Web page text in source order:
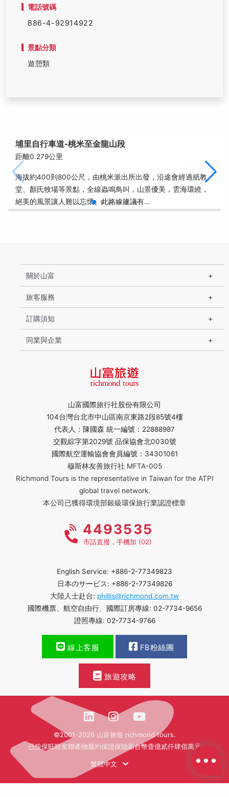
電話號碼
886-4-92914922
景點分類
遊憩類
埔里自行車道-桃米至金龍山段
距離0.279公里
海拔約400到800公尺，由桃米派出所出發，沿途會經過紙教
堂、顏氏牧場等景點，全線蟲鳴鳥叫，山景優美，雲海環繞，
絕美的風景讓人難以忘懷。此路線建議有…
山富國際旅行社股份有限公司
104台灣台北市中山區南京東路2段85號4樓
代表人：陳國森 統一編號：22888987
交觀綜字第2029號 品保協會北0030號
國際航空運輸協會會員編號：34301061
穆斯林友善旅行社 MFTA-005
Richmond Tours is the representative in Taiwan for the ATPI
global travel network.
本公司已獲得環境部銀級環保旅行業認證標章
關於山富
旅客服務
訂購須知
同業與企業
4493535
市話直撥，手機加 (02)
English Service: +886-2-77349823
日本のサービス: +886-2-77349826
大陸人士赴台: phillis@richmond.com.tw
國際機票、航空自由行、國際訂房專線: 02-7734-9656
證照專線: 02-7734-9766
線上客服 FB粉絲團
旅遊攻略
©2001-2026 山富旅遊 richmond tours.
已投保旺旺友聯產物履約保證保險新台幣壹億貳仟肆佰萬元
繁體中文